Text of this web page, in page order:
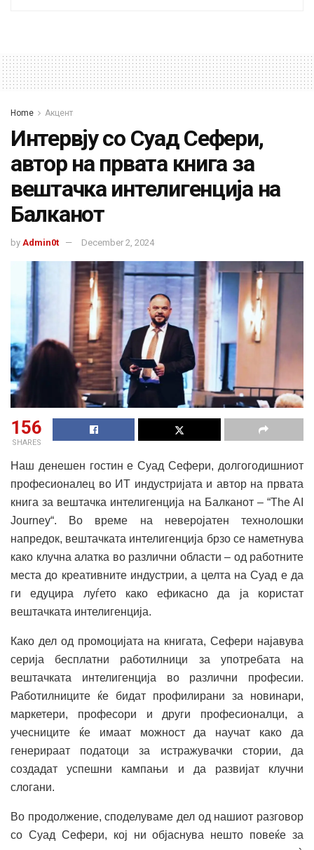
Home Акцент
Интервју со Суад Сефери,
автор на првата книга за
вештачка интелигенција на
Балканот
by Admin0t December 2, 2024
156
SHARES
Наш денешен гостин е Суад Сефери, долгогодишниот
професионалец во ИТ индустријата и автор на првата
книга за вештачка интелигенција на Балканот – “The AI
Journey“. Во време на неверојатен технолошки
напредок, вештачката интелигенција брзо се наметнува
како клучна алатка во различни области – од работните
места до креативните индустрии, а целта на Суад е да
ги едуцира луѓето како ефикасно да ја користат
вештачката интелигенција.
Како дел од промоцијата на книгата, Сефери најавува
серија бесплатни работилници за употребата на
вештачката интелигенција во различни професии.
Работилниците ќе бидат профилирани за новинари,
маркетери, професори и други професионалци, а
учесниците ќе имаат можност да научат како да
генерираат податоци за истражувачки стории, да
создадат успешни кампањи и да развијат клучни
слогани.
Во продолжение, споделуваме дел од нашиот разговор
со Суад Сефери, кој ни објаснува нешто повеќе за